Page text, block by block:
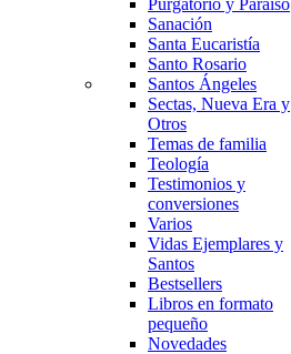
Purgatorio y Paraíso
Sanación
Santa Eucaristía
Santo Rosario
Santos Ángeles
Sectas, Nueva Era y
Otros
Temas de familia
Teología
Testimonios y
conversiones
Varios
Vidas Ejemplares y
Santos
Bestsellers
Libros en formato
pequeño
Novedades